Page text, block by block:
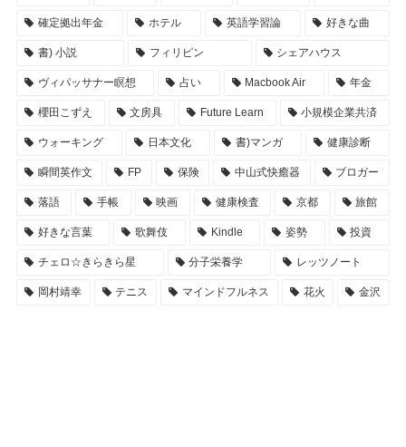
確定拠出年金 ホテル 英語学習論 好きな曲
書) 小説 フィリピン シェアハウス
ヴィパッサナー瞑想 占い Macbook Air 年金
櫻田こずえ 文房具 Future Learn 小規模企業共済
ウォーキング 日本文化 書)マンガ 健康診断
瞬間英作文 FP 保険 中山式快癒器 ブロガー
落語 手帳 映画 健康検査 京都 旅館
好きな言葉 歌舞伎 Kindle 姿勢 投資
チェロ☆きらきら星 分子栄養学 レッツノート
岡村靖幸 テニス マインドフルネス 花火 金沢